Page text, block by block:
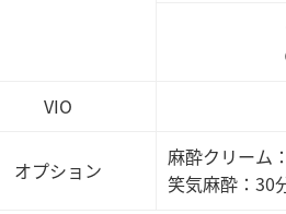
VIO
オプション
麻酔クリーム
笑気麻酔：30